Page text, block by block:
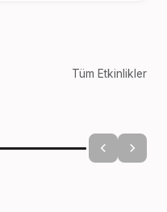
Tüm Etkinlikler